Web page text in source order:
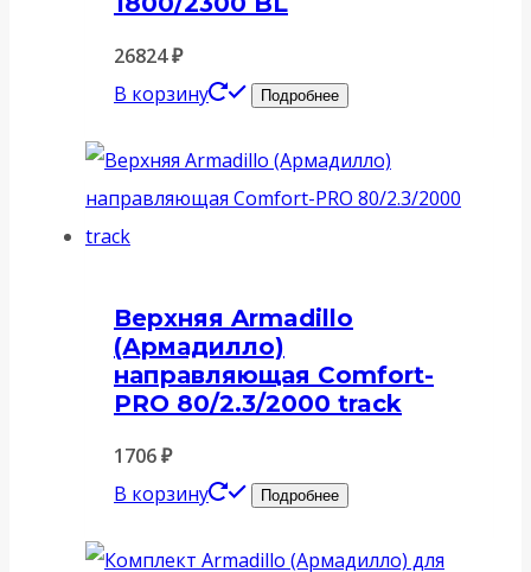
26824₽
В корзину
Подробнее
Верхняя Armadillo
(Армадилло)
направляющая Comfort-
PRO 80/2.3/2000 track
1706₽
В корзину
Подробнее